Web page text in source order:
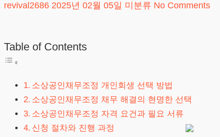
revival2686 2025년 02월 05일 미분류 No Comments
Table of Contents
소상공인채무조정 개인회생 선택 방법
소상공인채무조정 채무 해결의 현명한 선택
소상공인채무조정 자격 요건과 필요 서류
신청 절차와 진행 과정